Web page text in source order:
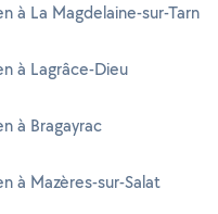
à La Magdelaine-sur-Tarn
à Lagrâce-Dieu
à Bragayrac
à Mazères-sur-Salat